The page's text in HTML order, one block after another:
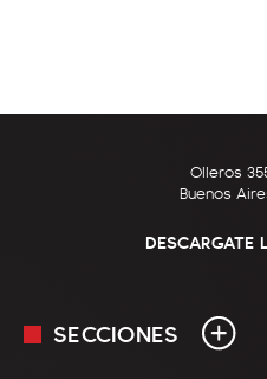
Olleros
Buenos
DESCARGATE
SECCIONES